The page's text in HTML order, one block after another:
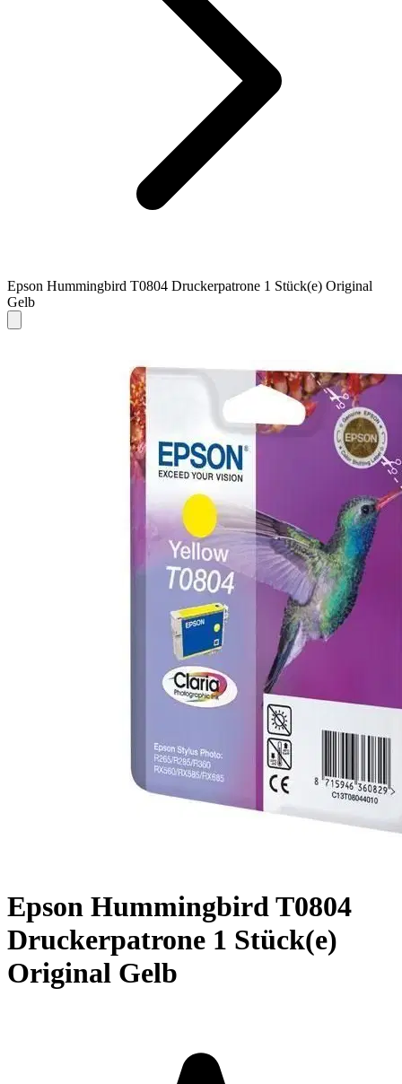
Epson Hummingbird T0804 Druckerpatrone 1 Stück(e) Original
Gelb
Epson Hummingbird T0804
Druckerpatrone 1 Stück(e)
Original Gelb